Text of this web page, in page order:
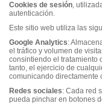
Cookies de sesión,
autenticación.
Este sitio web utiliza las
Google Analytics:
el tráfico y volumen de
consintiendo el tratamiento
tanto, el ejercicio de
comunicando directamente
Redes sociales: Cada red
pueda pinchar en botones